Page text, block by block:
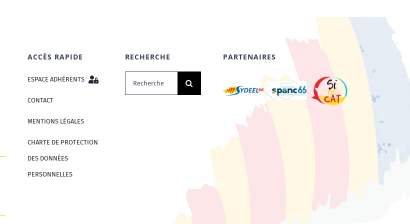
ACCÈS RAPIDE
ESPACE ADHÉRENTS
CONTACT
MENTIONS LÉGALES
CHARTE DE PROTECTION
DES DONNÉES
PERSONNELLES
RECHERCHE
Rechercher:
PARTENAIRES